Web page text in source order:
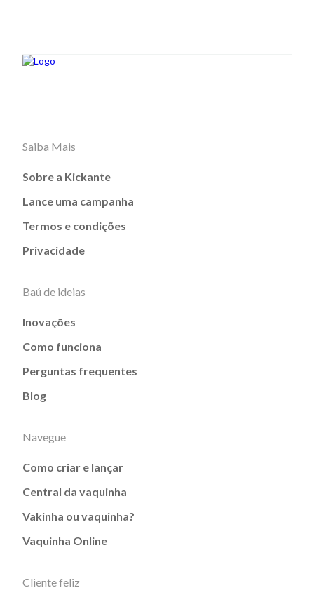
Saiba Mais
Sobre a Kickante
Lance uma campanha
Termos e condições
Privacidade
Baú de ideias
Inovações
Como funciona
Perguntas frequentes
Blog
Navegue
Como criar e lançar
Central da vaquinha
Vakinha ou vaquinha?
Vaquinha Online
Cliente feliz